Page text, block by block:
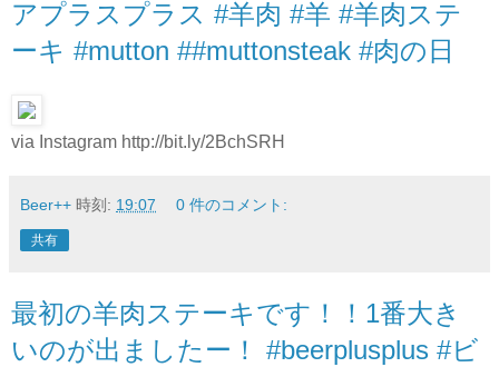
アプラスプラス #羊肉 #羊 #羊肉ステ
ーキ #mutton ##muttonsteak #肉の日
via Instagram http://bit.ly/2BchSRH
Beer++ 時刻: 19:07 0 件のコメント:
共有
最初の羊肉ステーキです！！1番大き
いのが出ましたー！ #beerplusplus #ビ